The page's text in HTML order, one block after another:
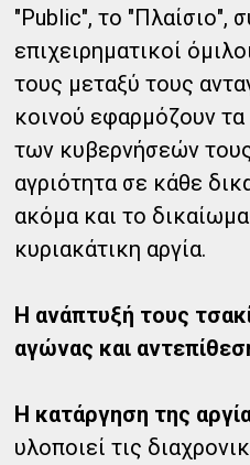
"Public", το "Πλαίσιο",
επιχειρηματικοί
τους μεταξύ τους
κοινού εφαρμόζουν
των κυβερνήσεών
αγριότητα σε κάθε
ακόμα και το
κυριακάτικη αργία.
Η ανάπτυξή τους
αγώνας και
Η κατάργηση της
υλοποιεί τις